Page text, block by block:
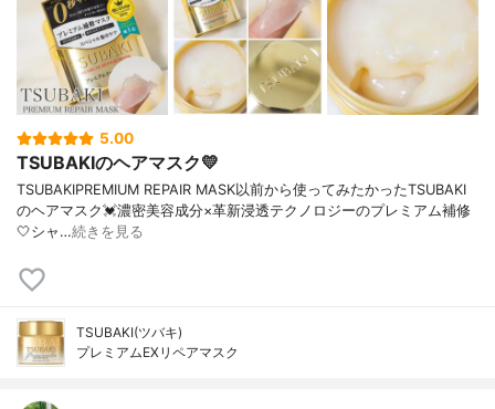
5.00
TSUBAKIのヘアマスク💛
TSUBAKIPREMIUM REPAIR MASK以前から使ってみたかったTSUBAKI
のヘアマスク💓濃密美容成分×革新浸透テクノロジーのプレミアム補修
🤍シャ…続きを見る
TSUBAKI(ツバキ)
プレミアムEXリペアマスク